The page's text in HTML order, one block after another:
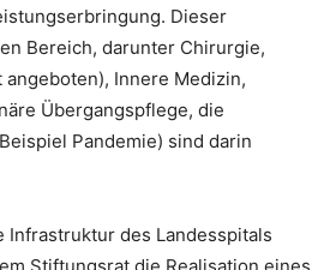
Dieser
Bereich, darunter Chirurgie,
Innere Medizin,
Übergangspflege, die
Pandemie) sind darin
des Landesspitals